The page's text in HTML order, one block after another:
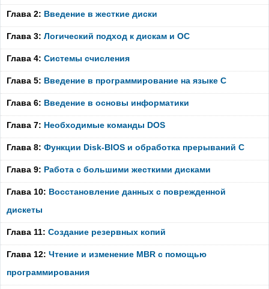
Глава 2: Введение в жесткие диски
Глава 3: Логический подход к дискам и ОС
Глава 4: Системы счисления
Глава 5: Введение в программирование на языке C
Глава 6: Введение в основы информатики
Глава 7: Необходимые команды DOS
Глава 8: Функции Disk-BIOS и обработка прерываний C
Глава 9: Работа с большими жесткими дисками
Глава 10: Восстановление данных с поврежденной
дискеты
Глава 11: Создание резервных копий
Глава 12: Чтение и изменение MBR с помощью
программирования